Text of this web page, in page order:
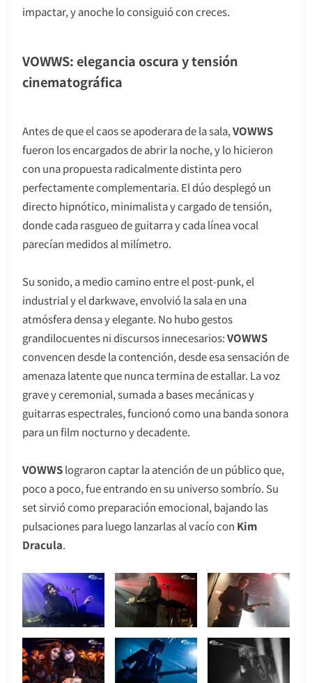
impactar, y anoche lo consiguió con creces.
VOWWS: elegancia oscura y tensión
cinematográfica
Antes de que el caos se apoderara de la sala,VOWWS
fueron los encargados de abrir la noche, y lo hicieron
con una propuesta radicalmente distinta pero
perfectamente complementaria. El dúo desplegó un
directo hipnótico, minimalista y cargado de tensión,
donde cada rasgueo de guitarra y cada línea vocal
parecían medidos al milímetro.
Su sonido, a medio camino entre el post-punk, el
industrial y el darkwave, envolvió la sala en una
atmósfera densa y elegante. No hubo gestos
grandilocuentes ni discursos innecesarios:VOWWS
convencen desde la contención, desde esa sensación de
amenaza latente que nunca termina de estallar. La voz
grave y ceremonial, sumada a bases mecánicas y
guitarras espectrales, funcionó como una banda sonora
para un film nocturno y decadente.
VOWWSlograron captar la atención de un público que,
poco a poco, fue entrando en su universo sombrío. Su
set sirvió como preparación emocional, bajando las
pulsaciones para luego lanzarlas al vacío con Kim
Dracula.